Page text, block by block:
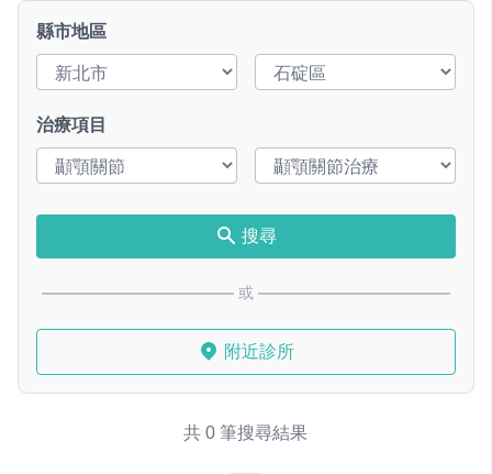
縣市地區
治療項目
搜尋
或
附近診所
共 0 筆搜尋結果